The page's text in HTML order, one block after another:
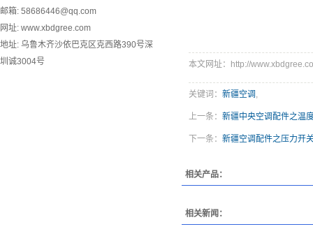
邮箱: 58686446@qq.com
网址: www.xbdgree.com
地址: 乌鲁木齐沙依巴克区克西路390号深
圳诚3004号
本文网址：http://
关键词： 新疆空调 ,
上一条： 新疆中央空调配件之温
下一条： 新疆空调配件之压力开
相关产品：
相关新闻：